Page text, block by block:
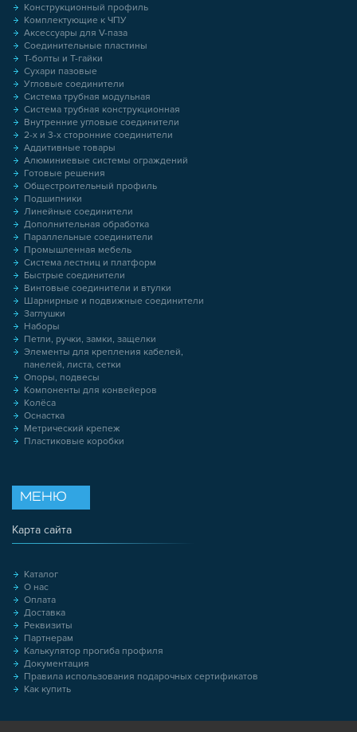
Конструкционный профиль
Комплектующие к ЧПУ
Аксессуары для V-паза
Соединительные пластины
Т-болты и Т-гайки
Сухари пазовые
Угловые соединители
Система трубная модульная
Система трубная конструкционная
Внутренние угловые соединители
2-х и 3-х сторонние соединители
Аддитивные товары
Алюминиевые системы ограждений
Готовые решения
Общестроительный профиль
Подшипники
Линейные соединители
Дополнительная обработка
Параллельные соединители
Промышленная мебель
Система лестниц и платформ
Быстрые соединители
Винтовые соединители и втулки
Шарнирные и подвижные соединители
Заглушки
Наборы
Петли, ручки, замки, защелки
Элементы для крепления кабелей,
панелей, листа, сетки
Опоры, подвесы
Компоненты для конвейеров
Колёса
Оснастка
Метрический крепеж
Пластиковые коробки
МЕНЮ
Карта сайта
Каталог
О нас
Оплата
Доставка
Реквизиты
Партнерам
Калькулятор прогиба профиля
Документация
Правила использования подарочных сертификатов
Как купить